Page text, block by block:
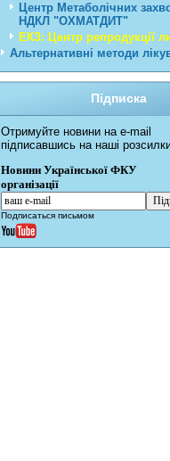
Центр Метаболічних
НДКЛ "ОХМАТДИТ"
ЕКЗ: Центр репродукції
Альтернативні методи
Підписка
Отримуйте новини на e-mail
підписавшись на наші
Новини Української ФКУ
організації
Подписаться письмом